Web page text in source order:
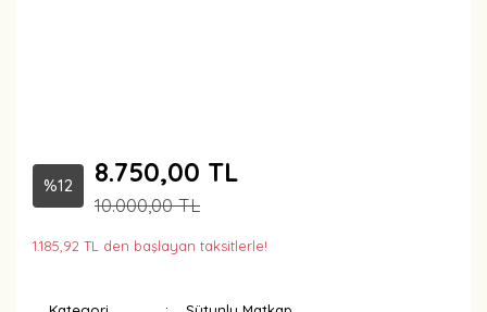
%12 8.750,00 TL
10.000,00 TL
1.185,92 TL den başlayan taksitlerle!